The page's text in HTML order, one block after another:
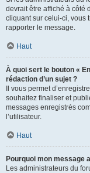
devrait être affiché à côté
cliquant sur celui-ci, vous
rapporter le message.
Haut
À quoi sert le bouton «
rédaction d’un sujet ?
Il vous permet
souhaitez finaliser et
messages enregistrés
l’utilisateur.
Haut
Pourquoi mon message
Les administrateurs du